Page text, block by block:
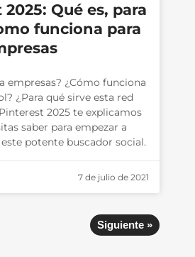
Qué es, para
funciona para
empresas? ¿Cómo funciona
¿Para qué sirve esta red
2025 te explicamos
saber para empezar a
potente buscador social.
7 de julio de 2021
Siguiente »